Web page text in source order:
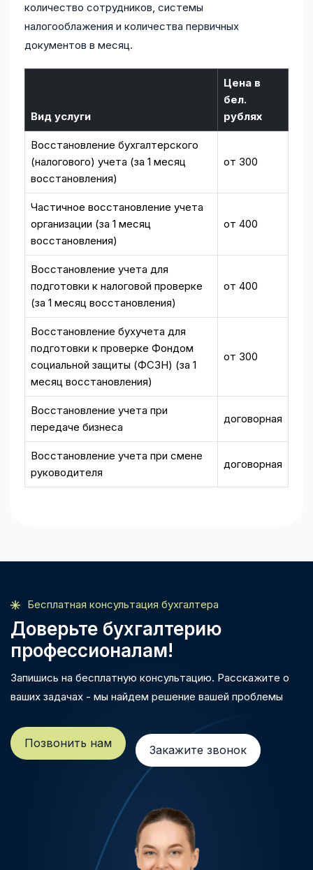
количество сотрудников, системы
налогооблажения и количества первичных
документов в месяц.
Вид услуги
Цена в
бел.
рублях
Восстановление бухгалтерского
(налогового) учета (за 1 месяц
восстановления)
от 300
Частичное восстановление учета
организации (за 1 месяц
восстановления)
от 400
Восстановление учета для
подготовки к налоговой проверке
(за 1 месяц восстановления)
от 400
Восстановление бухучета для
подготовки к проверке Фондом
социальной защиты (ФСЗН) (за 1
месяц восстановления)
от 300
Восстановление учета при
передаче бизнеса
договорная
Восстановление учета при смене
руководителя
договорная
Бесплатная консультация бухгалтера
Доверьте бухгалтерию
профессионалам!
Запишись на бесплатную консультацию. Расскажите о
ваших задачах - мы найдем решение вашей проблемы
Позвонить нам Закажите звонок